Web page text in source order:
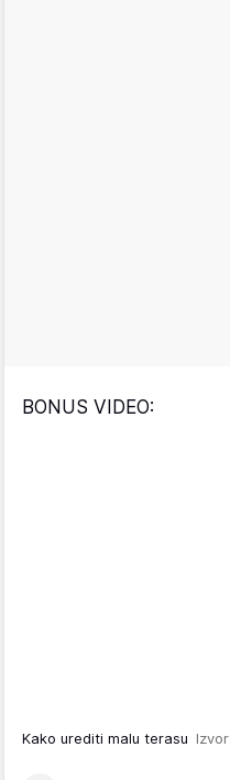
BONUS VIDEO:
Kako urediti malu terasu